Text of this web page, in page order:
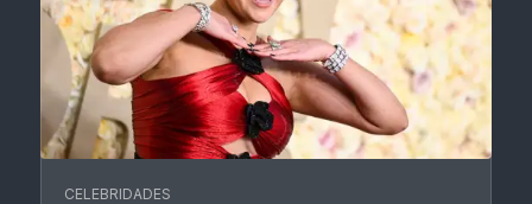
CELEBRIDADES